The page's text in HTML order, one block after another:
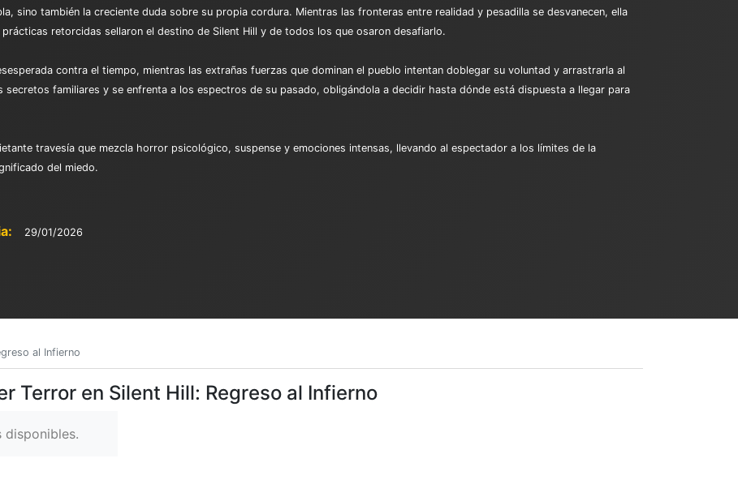
sino también la creciente duda sobre su propia cordura. Mientras las fronteras entre realidad y pesadilla se desvanecen, ella
retorcidas sellaron el destino de Silent Hill y de todos los que osaron desafiarlo.
contra el tiempo, mientras las extrañas fuerzas que dominan el pueblo intentan doblegar su voluntad y arrastrarla al
familiares y se enfrenta a los espectros de su pasado, obligándola a decidir hasta dónde está dispuesta a llegar para
travesía que mezcla horror psicológico, suspense y emociones intensas, llevando al espectador a los límites de la
del miedo.
29/01/2026
al Infierno
Terror en Silent Hill: Regreso al Infierno
disponibles.